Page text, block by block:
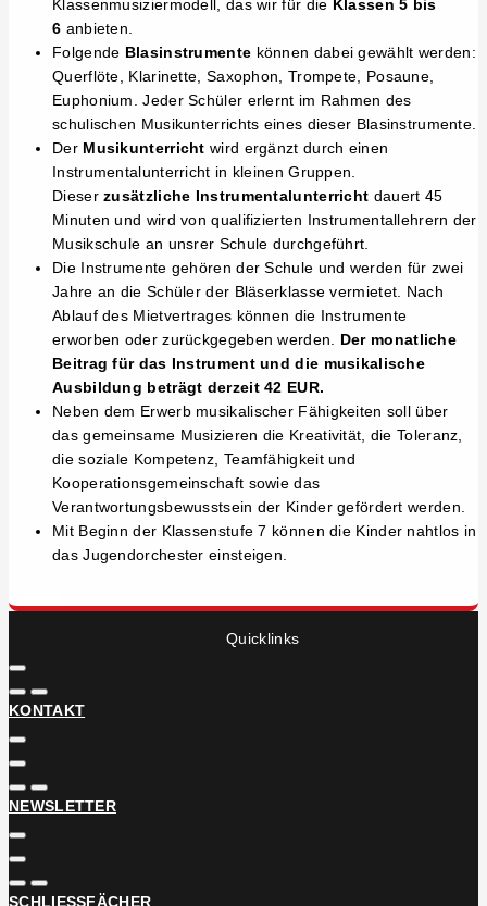
Klassenmusiziermodell, das wir für die Klassen 5 bis
6 anbieten.
Folgende Blasinstrumente können dabei gewählt werden:
Querflöte, Klarinette, Saxophon, Trompete, Posaune,
Euphonium. Jeder Schüler erlernt im Rahmen des
schulischen Musikunterrichts eines dieser Blasinstrumente.
Der Musikunterricht wird ergänzt durch einen
Instrumentalunterricht in kleinen Gruppen.
Dieserzusätzliche Instrumentalunterricht dauert 45
Minuten und wird von qualifizierten Instrumentallehrern der
Musikschule an unsrer Schule durchgeführt.
Die Instrumente gehören der Schule und werden für zwei
Jahre an die Schüler der Bläserklasse vermietet. Nach
Ablauf des Mietvertrages können die Instrumente
erworben oder zurückgegeben werden. Der monatliche
Beitrag für das Instrument und die musikalische
Ausbildung beträgt derzeit 42 EUR.
Neben dem Erwerb musikalischer Fähigkeiten soll über
das gemeinsame Musizieren die Kreativität, die Toleranz,
die soziale Kompetenz, Teamfähigkeit und
Kooperationsgemeinschaft sowie das
Verantwortungsbewusstsein der Kinder gefördert werden.
Mit Beginn der Klassenstufe 7 können die Kinder nahtlos in
das Jugendorchester einsteigen.
Quicklinks
KONTAKT
NEWSLETTER
SCHLIESSFÄCHER